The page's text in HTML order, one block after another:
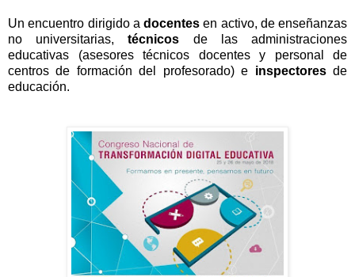
Un encuentro dirigido a docentes en activo, de enseñanzas
no universitarias,técnicos de las administraciones
educativas (asesores técnicos docentes y personal de
centros de formación del profesorado) e inspectoresde
educación.